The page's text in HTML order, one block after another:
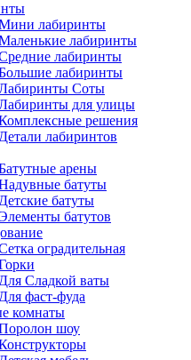
лабиринты
лабиринты
лабиринты
лабиринты
Соты
для улицы
решения
лабиринтов
арены
батуты
батуты
батутов
оградительная
Сладкой ваты
фаст-фуда
комнаты
шоу